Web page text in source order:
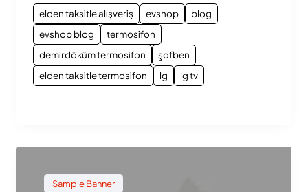
elden taksitle alışveriş evshop
blog
evshop blog
termosifon
demirdöküm termosifon
şofben
elden taksitle termosifon
lg lg tv
Sample Banner